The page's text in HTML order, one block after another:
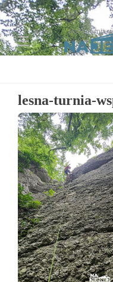
Home lesna-turnia-
lesna-turnia-